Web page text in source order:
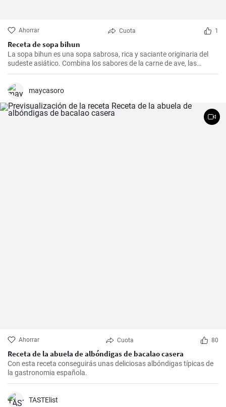
Ahorrar Cuota 1
Receta de sopa bihun
La sopa bihun es una sopa sabrosa, rica y saciante originaria del
sudeste asiático. Combina los sabores de la carne de ave, las
verduras y los fideos de arroz en una sola olla. En casa la
maycasoro
Ahorrar Cuota 80
Receta de la abuela de albóndigas de bacalao casera
Con esta receta conseguirás unas deliciosas albóndigas típicas de
la gastronomia española.
TASTElist